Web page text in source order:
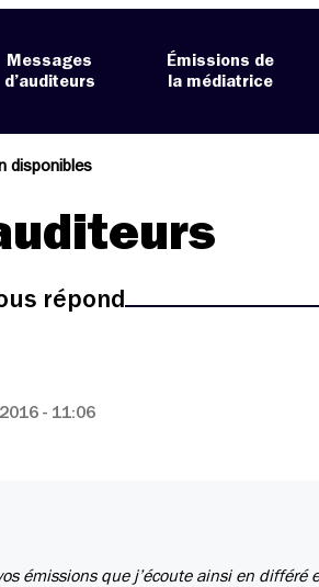
Messages
d’auditeurs
Émissions de
la médiatrice
disponibles
répond
- 11:06
émissions que j’écoute ainsi en différé